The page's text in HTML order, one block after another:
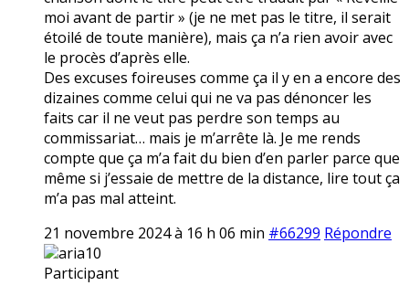
moi avant de partir » (je ne met pas le titre, il serait
étoilé de toute manière), mais ça n’a rien avoir avec
le procès d’après elle.
Des excuses foireuses comme ça il y en a encore des
dizaines comme celui qui ne va pas dénoncer les
faits car il ne veut pas perdre son temps au
commissariat… mais je m’arrête là. Je me rends
compte que ça m’a fait du bien d’en parler parce que
même si j’essaie de mettre de la distance, lire tout ça
m’a pas mal atteint.
21 novembre 2024 à 16 h 06 min #66299 Répondre
aria10
Participant